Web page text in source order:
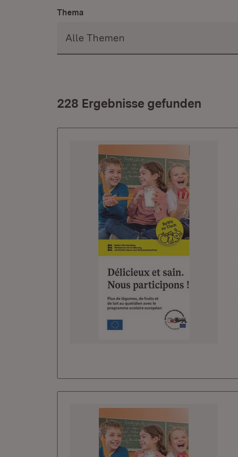
Thema
228 Ergebnisse gefunden